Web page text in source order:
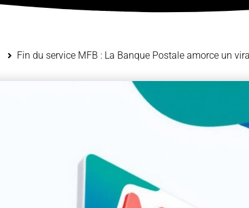
Fin du service MFB : La Banque Postale amorce un